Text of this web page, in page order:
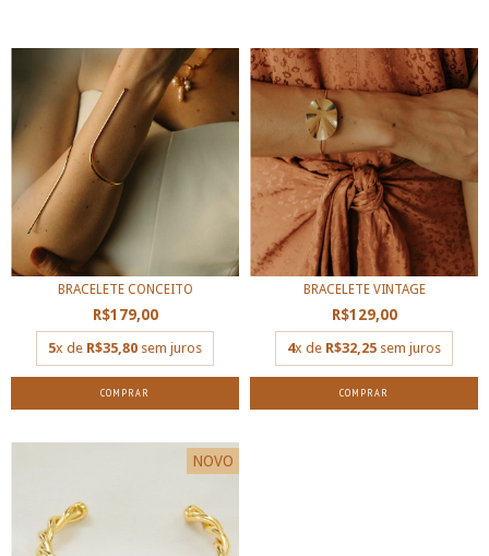
BRACELETE CONCEITO
R$179,00
5x de R$35,80 sem juros
COMPRAR
BRACELETE VINTAGE
R$129,00
4x de R$32,25 sem juros
COMPRAR
NOVO